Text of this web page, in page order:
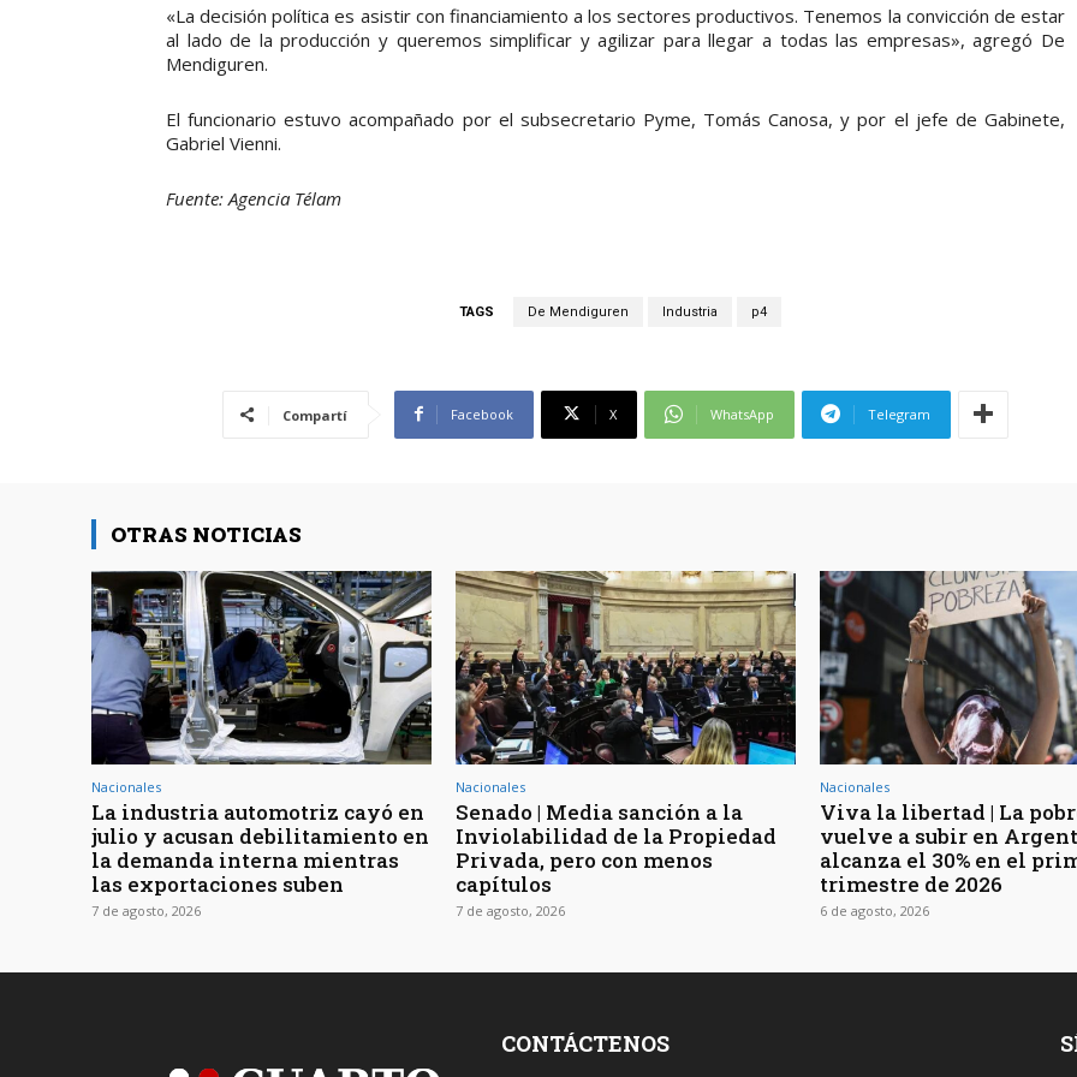
«La decisión política es asistir con financiamiento a los sectores productivos. Tenemos la convicción de estar
al lado de la producción y queremos simplificar y agilizar para llegar a todas las empresas», agregó De
Mendiguren.
El funcionario estuvo acompañado por el subsecretario Pyme, Tomás Canosa, y por el jefe de Gabinete,
Gabriel Vienni.
Fuente: Agencia Télam
TAGS De Mendiguren Industria p4
Compartí Facebook X WhatsApp Telegram
OTRAS NOTICIAS
Nacionales
La industria automotriz cayó en
julio y acusan debilitamiento en
la demanda interna mientras
las exportaciones suben
7 de agosto, 2026
Nacionales
Senado | Media sanción a la
Inviolabilidad de la Propiedad
Privada, pero con menos
capítulos
7 de agosto, 2026
Nacionales
Viva la libertad | La
vuelve a subir en
alcanza el 30% en el
trimestre de 2026
6 de agosto, 2026
CONTÁCTENOS